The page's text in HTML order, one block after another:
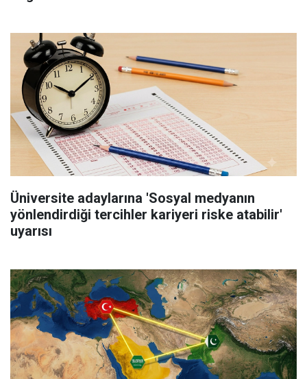
Üniversite adaylarına 'Sosyal medyanın
yönlendirdiği tercihler kariyeri riske atabilir'
uyarısı